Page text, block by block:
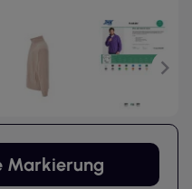
Markierung